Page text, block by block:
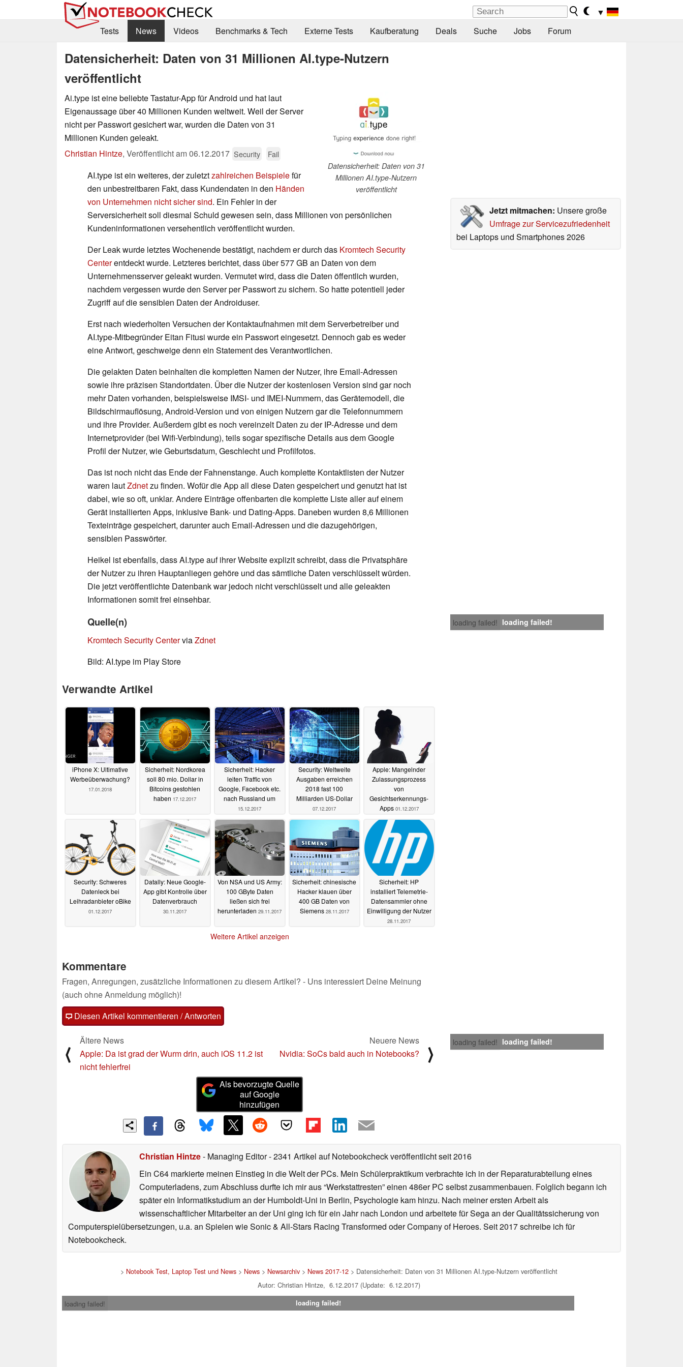
▼
Tests
News Videos Benchmarks & Tech Externe Tests Kaufberatung Deals Suche Jobs Forum
Datensicherheit: Daten von 31 Millionen AI.type-Nutzern
veröffentlicht
Datensicherheit: Daten von 31
Millionen AI.type-Nutzern
veröffentlicht
Ai.type ist eine beliebte Tastatur-App für Android und hat laut
Eigenaussage über 40 Millionen Kunden weltweit. Weil der Server
nicht per Passwort gesichert war, wurden die Daten von 31
Millionen Kunden geleakt.
Christian Hintze, Veröffentlicht am06.12.2017 Security Fail
Jetzt mitmachen: Unsere große
Umfrage zur Servicezufriedenheit
bei Laptops und Smartphones 2026
AI.type ist ein weiteres, der zuletztzahlreichen Beispielefür
den unbestreitbaren Fakt, dass Kundendaten in den Händen
von Unternehmen nicht sicher sind. Ein Fehler in der
Serversicherheit soll diesmal Schuld gewesen sein, dass Millionen von persönlichen
Kundeninformationen versehentlich veröffentlicht wurden.
Der Leak wurde letztes Wochenende bestätigt, nachdem er durch das Kromtech Security
Centerentdeckt wurde. Letzteres berichtet, dass über 577 GB an Daten von dem
Unternehmensserver geleakt wurden. Vermutet wird, dass die Daten öffentlich wurden,
nachdem vergessen wurde den Server per Passwort zu sichern. So hatte potentiell jeder
Zugriff auf die sensiblen Daten der Androiduser.
Erst nach wiederholten Versuchen der Kontaktaufnahmen mit dem Serverbetreiber und
AI.type-Mitbegründer Eitan Fitusi wurde ein Passwort eingesetzt. Dennoch gab es weder
eine Antwort, geschweige denn ein Statement des Verantwortlichen.
Die gelakten Daten beinhalten die kompletten Namen der Nutzer, ihre Email-Adressen
sowie ihre präzisen Standortdaten. Über die Nutzer der kostenlosen Version sind gar noch
mehr Daten vorhanden, beispielsweise IMSI- und IMEI-Nummern, das Gerätemodell, die
Bildschirmauflösung, Android-Version und von einigen Nutzern gar die Telefonnummern
und ihre Provider. Außerdem gibt es noch vereinzelt Daten zu der IP-Adresse und dem
Internetprovider (bei Wifi-Verbindung), teils sogar spezifische Details aus dem Google
Profil der Nutzer, wie Geburtsdatum, Geschlecht und Profilfotos.
Das ist noch nicht das Ende der Fahnenstange. Auch komplette Kontaktlisten der Nutzer
waren lautZdnetzu finden. Wofür die App all diese Daten gespeichert und genutzt hat ist
dabei, wie so oft, unklar. Andere Einträge offenbarten die komplette Liste aller auf einem
Gerät installierten Apps, inklusive Bank- und Dating-Apps. Daneben wurden 8,6 Millionen
Texteinträge gespeichert, darunter auch Email-Adressen und die dazugehörigen,
sensiblen Passwörter.
Heikel ist ebenfalls, dass AI.type auf ihrer Website explizit schreibt, dass die Privatsphäre
der Nutzer zu ihren Hauptanliegen gehöre und das sämtliche Daten verschlüsselt würden.
Die jetzt veröffentlichte Datenbank war jedoch nicht verschlüsselt und alle geleakten
Informationen somit frei einsehbar.
loading failed! loading failed!
Quelle(n)
Kromtech Security CenterviaZdnet
Bild: AI.type im Play Store
Verwandte Artikel
iPhone X: Ultimative
Werbeüberwachung?
17.01.2018
Sicherheit: Nordkorea
soll 80 mio. Dollar in
Bitcoins gestohlen
haben 17.12.2017
Sicherheit: Hacker
leiten Traffic von
Google, Facebook etc.
nach Russland um
15.12.2017
Security: Weltweite
Ausgaben erreichen
2018 fast 100
Milliarden US-Dollar
07.12.2017
Apple: Mangelnder
Zulassungsprozess
von
Gesichtserkennungs-
Apps 01.12.2017
Security: Schweres
Datenleck bei
Leihradanbieter oBike
01.12.2017
Datally: Neue Google-
App gibt Kontrolle über
Datenverbrauch
30.11.2017
Von NSA und US Army:
100 GByte Daten
ließen sich frei
herunterladen 29.11.2017
Sicherheit: chinesische
Hacker klauen über
400 GB Daten von
Siemens 28.11.2017
Sicherheit: HP
installiert Telemetrie-
Datensammler ohne
Einwilligung der Nutzer
28.11.2017
Weitere Artikel anzeigen
Kommentare
Fragen, Anregungen, zusätzliche Informationen zu diesem Artikel? - Uns interessiert Deine Meinung
(auch ohne Anmeldung möglich)!
Diesen Artikel kommentieren / Antworten
loading failed! loading failed!
⟨
Ältere News
Apple: Da ist grad der Wurm drin, auch iOS 11.2 ist
nicht fehlerfrei
Neuere News
Nvidia: SoCs bald auch in Notebooks?
⟩
Als bevorzugte Quelle
auf Google
hinzufügen
Christian Hintze- Managing Editor- 2341 Artikel auf Notebookcheck veröffentlichtseit 2016
Ein C64 markierte meinen Einstieg in die Welt der PCs. Mein Schülerpraktikum verbrachte ich in der Reparaturabteilung eines
Computerladens, zum Abschluss durfte ich mir aus “Werkstattresten” einen 486er PC selbst zusammenbauen. Folglich begann ich
später ein Informatikstudium an der Humboldt-Uni in Berlin, Psychologie kam hinzu. Nach meiner ersten Arbeit als
wissenschaftlicher Mitarbeiter an der Uni ging ich für ein Jahr nach London und arbeitete für Sega an der Qualitätssicherung von
Computerspielübersetzungen, u.a. an Spielen wie Sonic & All-Stars Racing Transformed oder Company of Heroes. Seit 2017 schreibe ich für
Notebookcheck.
> Notebook Test, Laptop Test und News > News > Newsarchiv > News 2017-12 > Datensicherheit: Daten von 31 Millionen AI.type-Nutzern veröffentlicht
Autor: Christian Hintze, 6.12.2017 (Update: 6.12.2017)
loading failed!
loading failed!